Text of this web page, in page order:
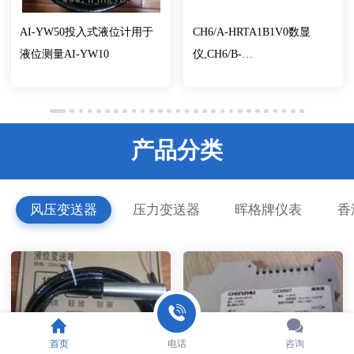
AI-YW50投入式液位计用于
液位测量AI-YW10
CH6/A-HRTA1B1V0数显
仪,CH6/B-
产品分类
风压变送器 压力变送器 晖格牌仪表 香
首页 电话 咨询